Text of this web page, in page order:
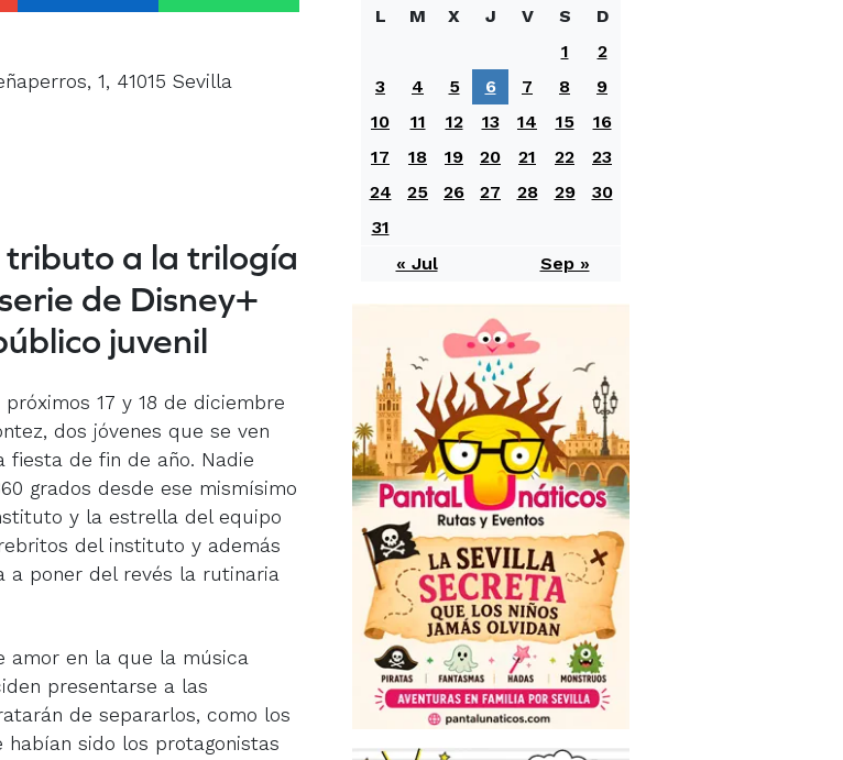
1, 41015 Sevilla
a la trilogía
de Disney+
juvenil
17 y 18 de diciembre
dos jóvenes que se ven
de fin de año. Nadie
grados desde ese mismísimo
y la estrella del equipo
del instituto y además
a poner del revés la rutinaria
amor en la que la música
presentarse a las
de separarlos, como los
habían sido los protagonistas
L
M X J V S
D
1
2
3
4 5 6 7 8
9
10
11 12 13 14 15
16
17
18 19 20 21 22
23
24
25 26 27 28 29
30
31
« Jul
Sep »